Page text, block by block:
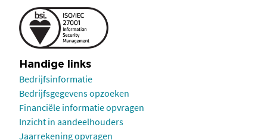
Handige links
Bedrijfsinformatie
Bedrijfsgegevens opzoeken
Financiële informatie opvragen
Inzicht in aandeelhouders
Jaarrekening opvragen